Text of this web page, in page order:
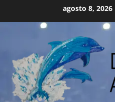
agosto 8, 2026